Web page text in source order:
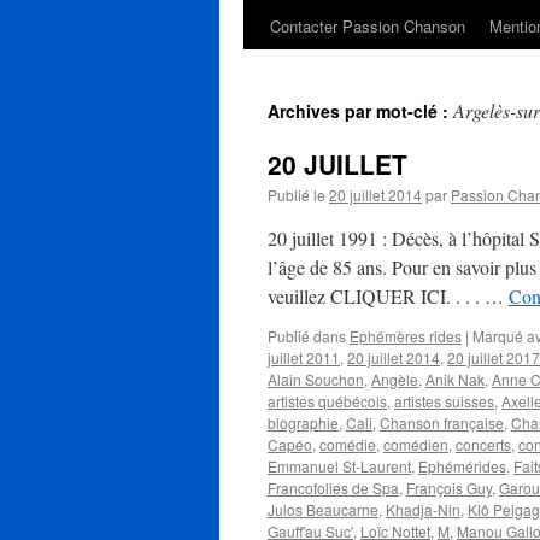
Contacter Passion Chanson
Archives par mot-clé :Argelès-
20 JUILLET
Publié le 20 juillet 2014par Passion
20 juillet 1991 : Décès, à l’hôpital
l’âge de 85 ans. Pour en savoir
veuillez CLIQUER ICI. . . . …
Publié dans Ephémères rides | Marqué
juillet 2011 , 20 juillet 2014, 20 juillet 2017
Alain Souchon, Angèle, Anik Nak, Anne
artistes québécois, artistes suisses,
biographie, Cali, Chanson française,
Capéo, comédie, comédien, concerts,
Emmanuel St-Laurent, Ephémérides,
Francofolies de Spa, François Guy, Garou
Julos Beaucarne, Khadja-Nin, Klô Pelgag
Gauff'au Suc', Loïc Nottet, M, Manou Gallo